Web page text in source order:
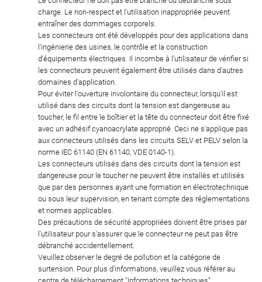
charge. Le non-respect et l'utilisation inappropriée peuvent
entraîner des dommages corporels.
Les connecteurs ont été développés pour des applications dans
l'ingénierie des usines, le contrôle et la construction
d'équipements électriques. Il incombe à l'utilisateur de vérifier si
les connecteurs peuvent également être utilisés dans d'autres
domaines d'application.
Pour éviter l'ouverture involontaire du connecteur, lorsqu'il est
utilisé dans des circuits dont la tension est dangereuse au
toucher, le fil entre le boîtier et la tête du connecteur doit être fixé
avec un adhésif cyanoacrylate approprié. Ceci ne s'applique pas
aux connecteurs utilisés dans les circuits SELV et PELV selon la
norme IEC 61140 (EN 61140, VDE 0140-1).
Les connecteurs utilisés dans des circuits dont la tension est
dangereuse pour le toucher ne peuvent être installés et utilisés
que par des personnes ayant une formation en électrotechnique
ou sous leur supervision, en tenant compte des réglementations
et normes applicables.
Des précautions de sécurité appropriées doivent être prises par
l'utilisateur pour s'assurer que le connecteur ne peut pas être
débranché accidentellement.
Veuillez observer le degré de pollution et la catégorie de
surtension. Pour plus d'informations, veuillez vous référer au